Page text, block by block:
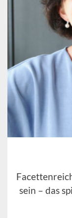
sein – das